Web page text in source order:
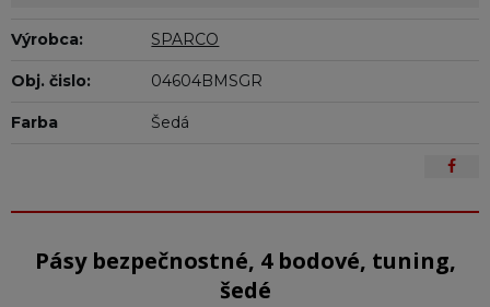
Výrobca: SPARCO
Obj. čislo: 04604BMSGR
Farba Šedá
Pásy bezpečnostné, 4 bodové, tuning,
šedé